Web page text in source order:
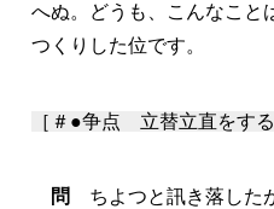
へぬ。どうも、こんなこと
つくりした位です。
［＃●争点 立替立直をする
問 ちよつと訊き落した